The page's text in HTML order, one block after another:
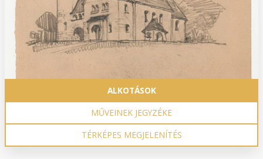
ALKOTÁSOK
MŰVEINEK JEGYZÉKE
TÉRKÉPES MEGJELENÍTÉS